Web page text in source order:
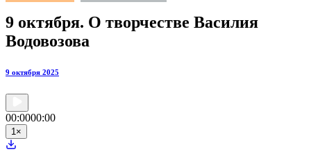
9 октября. О творчестве Василия
Водовозова
9 октября 2025
00:0000:00
1×